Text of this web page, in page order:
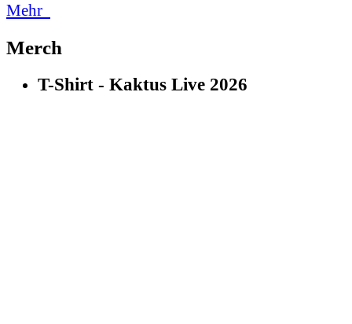
Mehr
Merch
T-Shirt - Kaktus Live 2026